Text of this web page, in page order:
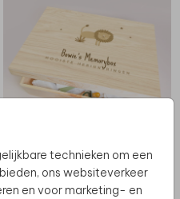
technieken om een
ons websiteverkeer
en voor marketing- en